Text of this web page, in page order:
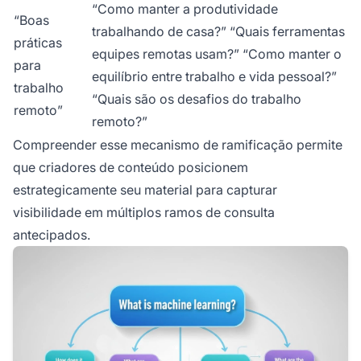
“Boas
práticas
para
trabalho
remoto”
“Como manter a produtividade
trabalhando de casa?” “Quais ferramentas
equipes remotas usam?” “Como manter o
equilíbrio entre trabalho e vida pessoal?”
“Quais são os desafios do trabalho
remoto?”
Compreender esse mecanismo de ramificação permite
que criadores de conteúdo posicionem
estrategicamente seu material para capturar
visibilidade em múltiplos ramos de consulta
antecipados.